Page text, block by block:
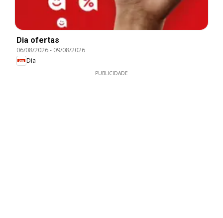
Dia ofertas
06/08/2026- 09/08/2026
Dia
PUBLICIDADE